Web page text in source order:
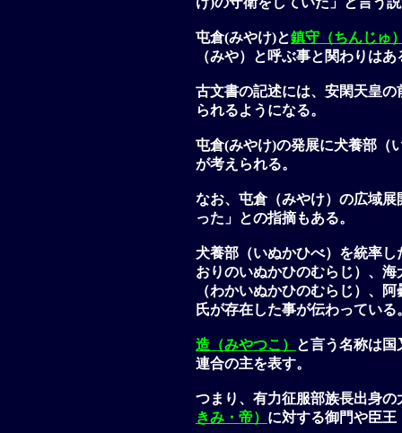
屯倉(みやけ)と鎮守（ちんじゅ
（みや）と呼ぶ事と関わりは
古文書の記述には、安閑天皇の
られるようになる。
屯倉(みやけ)の発展に犬養部（
が考えられる。
なお、 屯倉（みやけ） の広域展
った」との指摘もある。
犬養部（いぬかひべ） を統率し
おりのいぬかひのむらじ）、
（わかいぬかひのむらじ）、
氏が存在した事が伝わっている
造（みやつこ）
と言う名称は
連合の主を表す。
つまり、有力征服部族長出身
きみ・帝） に対する御門や臣